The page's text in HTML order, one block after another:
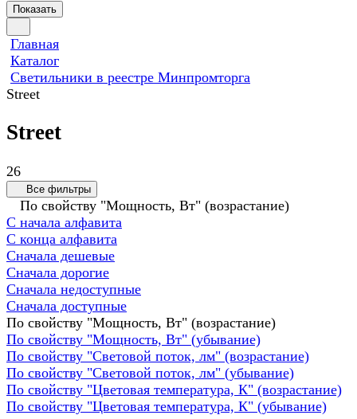
Показать
Главная
Каталог
Светильники в реестре Минпромторга
Street
Street
26
Все фильтры
По свойству "Мощность, Вт" (возрастание)
С начала алфавита
С конца алфавита
Сначала дешевые
Сначала дорогие
Сначала недоступные
Сначала доступные
По свойству "Мощность, Вт" (возрастание)
По свойству "Мощность, Вт" (убывание)
По свойству "Световой поток, лм" (возрастание)
По свойству "Световой поток, лм" (убывание)
По свойству "Цветовая температура, К" (возрастание)
По свойству "Цветовая температура, К" (убывание)